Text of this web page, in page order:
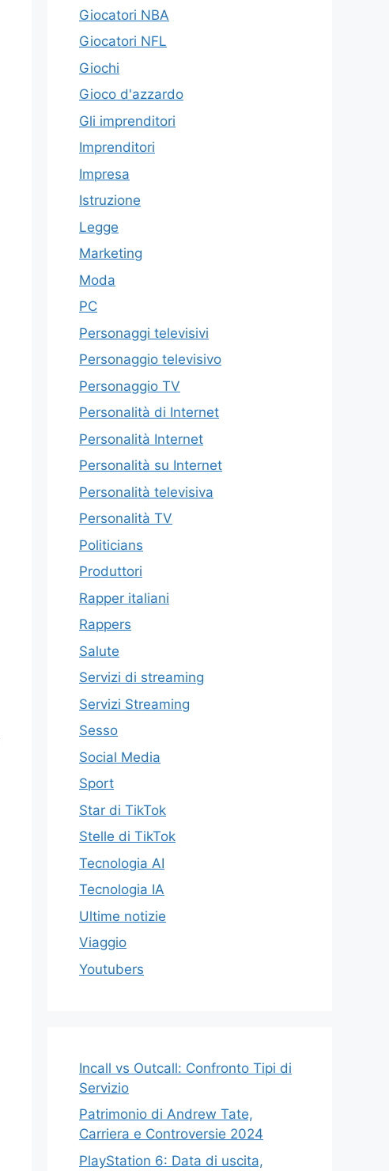
Giocatori NBA
Giocatori NFL
Giochi
Gioco d'azzardo
Gli imprenditori
Imprenditori
Impresa
Istruzione
Legge
Marketing
Moda
PC
Personaggi televisivi
Personaggio televisivo
Personaggio TV
Personalità di Internet
Personalità Internet
Personalità su Internet
Personalità televisiva
Personalità TV
Politicians
Produttori
Rapper italiani
Rappers
Salute
Servizi di streaming
Servizi Streaming
Sesso
Social Media
Sport
Star di TikTok
Stelle di TikTok
Tecnologia AI
Tecnologia IA
Ultime notizie
Viaggio
Youtubers
Incall vs Outcall: Confronto Tipi di
Servizio
Patrimonio di Andrew Tate,
Carriera e Controversie 2024
PlayStation 6: Data di uscita,